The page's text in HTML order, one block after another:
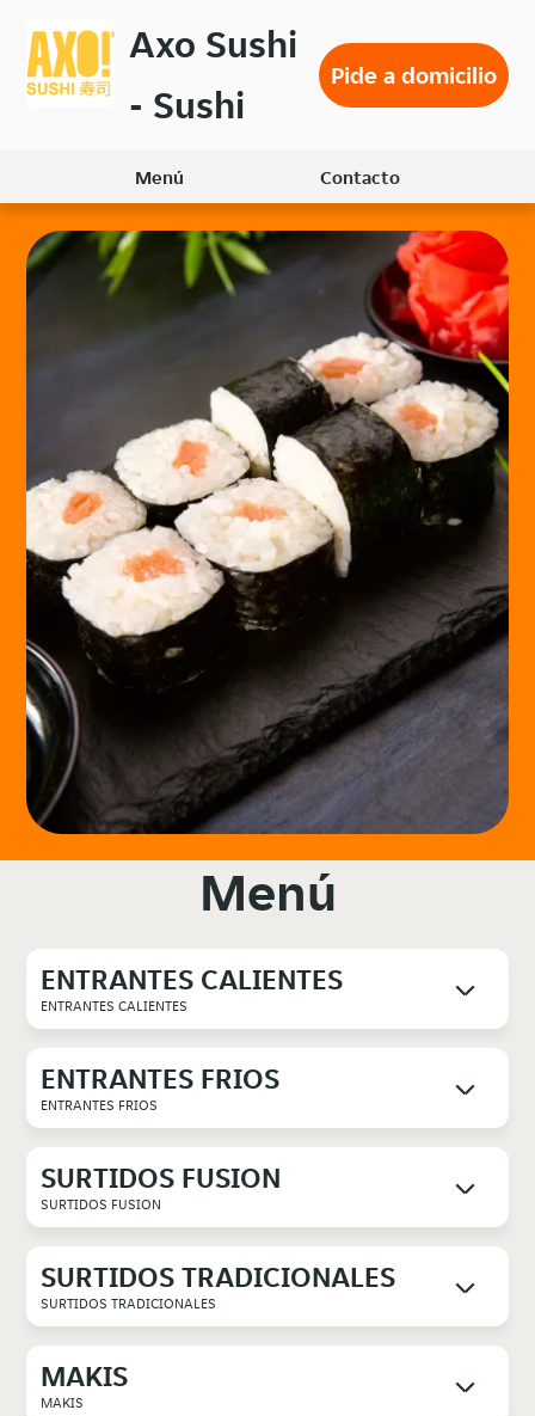
menú
principal
Axo Sushi
- Sushi
Pide a domicilio
Menú Contacto
Menú
ENTRANTES CALIENTES
ENTRANTES CALIENTES
ENTRANTES FRIOS
ENTRANTES FRIOS
SURTIDOS FUSION
SURTIDOS FUSION
SURTIDOS TRADICIONALES
SURTIDOS TRADICIONALES
MAKIS
MAKIS